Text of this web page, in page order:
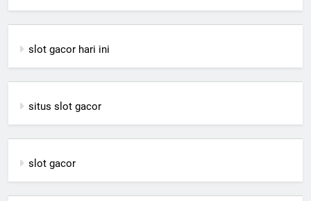
slot gacor hari ini
situs slot gacor
slot gacor